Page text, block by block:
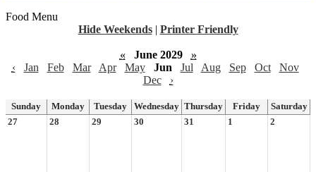
Food Menu
Hide Weekends | Printer Friendly
« June 2029
»
‹
Jan Feb Mar Apr May Jun Jul Aug Sep Oct
Nov
Dec
›
Sunday Monday Tuesday Wednesday Thursday Friday
Saturday
27
28 29 30 31 1 2